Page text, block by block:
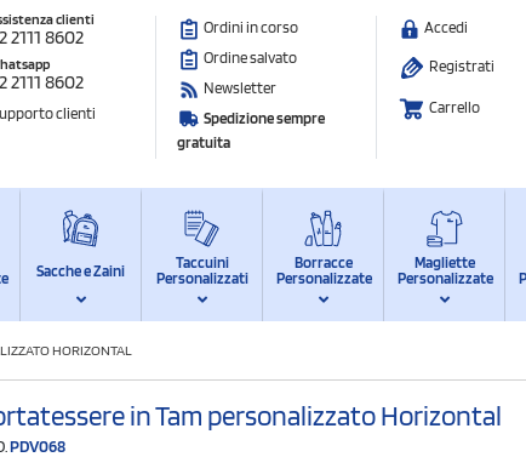
clienti
2111 8602
2111 8602
clienti
Ordini in corso
Ordine salvato
Newsletter
Spedizione sempre
gratuita
Accedi
Registrati
Carrello
Sacche e Zaini
Taccuini
Personalizzati
Borracce
Personalizzate
Magliette
Personalizzate
HORIZONTAL
in Tam personalizzato Horizontal
PDV068